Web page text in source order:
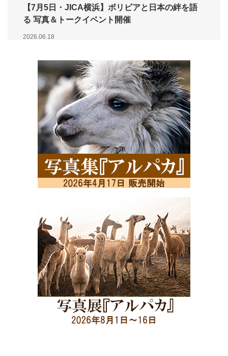
【7月5日・JICA横浜】ボリビアと日本の絆を語
る 写真＆トークイベント開催
2026.06.18